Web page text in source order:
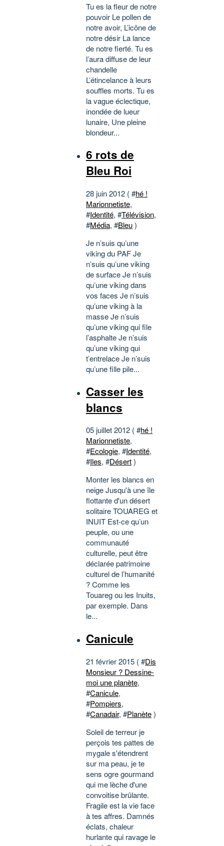
Tu es la fleur de notre
pouvoir Le pollen de
notre avoir, L’icône de
notre désir La lance
de notre fierté. Tu es
l’aura diffuse de leur
chandelle
L’étincelance à leurs
souffles morts. Tu es
la vague éclectique,
inondée de lueur
lunaire, Une pleine
blondeur...
6 rots de
Bleu Roi
28 juin 2012 ( #hé !
Marionnetiste,
#Identité, #Télévision,
#Média, #Bleu)
Je n’suis qu’une
viking du PAF Je
n’suis qu’une viking
de surface Je n’suis
qu’une viking dans
vos faces Je n’suis
qu’une viking à la
masse Je n’suis
qu’une viking qui file
l’asphalte Je n’suis
qu’une viking qui
t’entrelace Je n’suis
qu’une fille pile...
Casser les
blancs
05 juillet 2012 ( #hé !
Marionnetiste,
#Ecologie, #Identité,
#Iles, #Désert)
Monter les blancs en
neige Jusqu'à une île
flottante d'un désert
solitaire TOUAREG et
INUIT Est-ce qu’un
peuple, ou une
communauté
culturelle, peut être
déclarée patrimoine
culturel de l’humanité
? Comme les
Touareg ou les Inuits,
par exemple. Dans
le...
Canicule
21 février 2015 ( #Dis
Monsieur ? Dessine-
moi une planète,
#Canicule,
#Pompiers,
#Canadair, #Planète)
Soleil de terreur je
perçois tes pattes de
mygale s'étendrent
sur ma peau, je te
sens ogre gourmand
qui me lèche d'une
convoitise brûlante.
Fragile est la vie face
à tes affres. Damnés
éclats, chaleur
hurlante qui ravage le